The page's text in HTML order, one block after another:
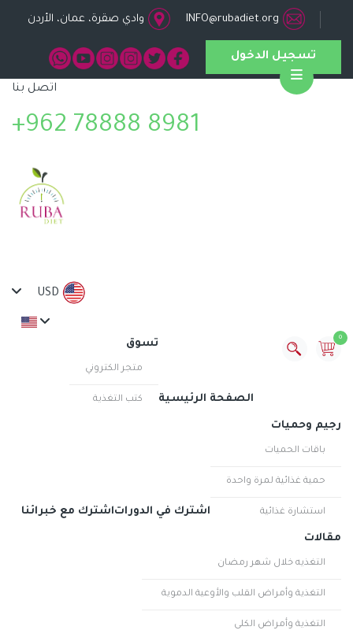
INFO@rubadiet.org وادي صقرة، عمان، الأردن
تسجيل الدخول
اتصل بنا
+962 78888 8981
USD
0
الصفحة الرئيسية
تسوق
متجر الكتروني
كتب التغذية
رجيم وحميات
باقات الحميات
حمية غذائية لمرة واحدة
استشارة غذائية اشترك في الدوراتاشترك مع خبرائنا
مقالات
التغذيه خلال شهر رمضان
التغذية وأمراض القلب والأوعية الدموية
التغذية وأمراض الكلى